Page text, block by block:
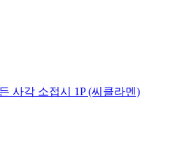
사각 소접시 1P (씨클라멘)